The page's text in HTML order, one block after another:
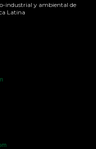
industrial y ambiental de
Latina